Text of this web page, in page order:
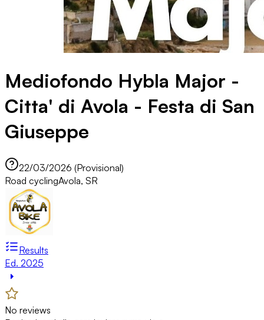
Mediofondo Hybla Major -
Citta' di Avola - Festa di San
Giuseppe
22/03/2026 (Provisional)
Road cyclingAvola, SR
Results
Ed. 2025
No reviews